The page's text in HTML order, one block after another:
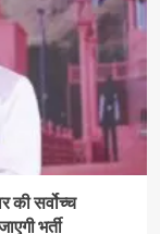
की सर्वोच्च
भर्ती